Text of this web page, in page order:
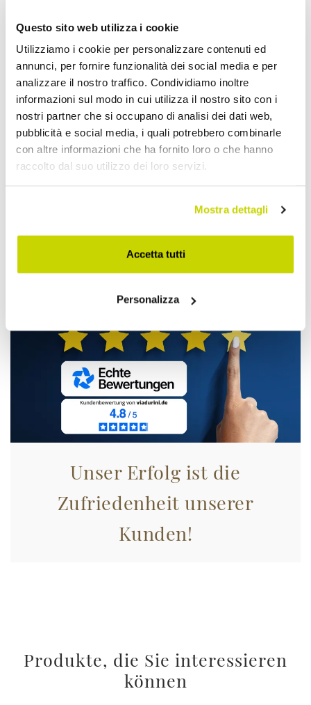
Questo sito web utilizza i cookie
Utilizziamo i cookie per personalizzare contenuti ed
annunci, per fornire funzionalità dei social media e per
analizzare il nostro traffico. Condividiamo inoltre
informazioni sul modo in cui utilizza il nostro sito con i
nostri partner che si occupano di analisi dei dati web,
pubblicità e social media, i quali potrebbero combinarle
con altre informazioni che ha fornito loro o che hanno
raccolto dal suo utilizzo dei loro servizi.
Mostra dettagli
Accetta tutti
Personalizza
Nur für kurze Zeit! Jetzt
zugreifen!
Unser Erfolg ist die
Zufriedenheit unserer
Kunden!
Produkte, die Sie interessieren
können